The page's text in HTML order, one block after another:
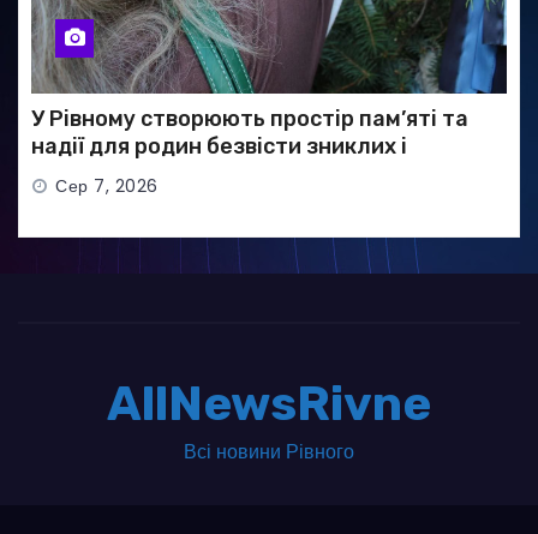
У Рівному створюють простір пам’яті та
надії для родин безвісти зниклих і
полонених військових
Сер 7, 2026
AllNewsRivne
Всі новини Рівного